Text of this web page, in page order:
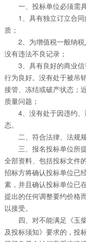
一、投标单位必须需
1、具有独立订立合同
质；
2、为增值税一般纳税
没有违法不良记录；
3、具有良好的商业信
行为良好。没有处于被吊
接管、冻结或破产状态；
质量问题；
4、没有处于因违约、
态。
二、符合法律、法规规
三、报名投标单位所提
全部资料、包括投标文件
招标方将确认投标单位已
素，并且确认投标单位已
提出的任何调整要约价格
以接受。
四、对不能满足《玉柴
及投标须知》要求的，投